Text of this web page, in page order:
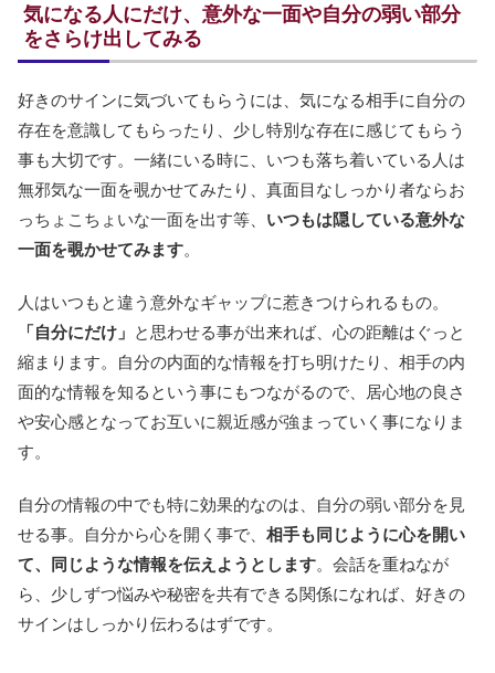
気になる人にだけ、意外な一面や自分の弱い部分
をさらけ出してみる
好きのサインに気づいてもらうには、気になる相手に自分の
存在を意識してもらったり、少し特別な存在に感じてもらう
事も大切です。一緒にいる時に、いつも落ち着いている人は
無邪気な一面を覗かせてみたり、真面目なしっかり者ならお
っちょこちょいな一面を出す等、 いつもは隠している意外な
一面を覗かせてみます。
人はいつもと違う意外なギャップに惹きつけられるもの。
「自分にだけ」 と思わせる事が出来れば、心の距離はぐっと
縮まります。自分の内面的な情報を打ち明けたり、相手の内
面的な情報を知るという事にもつながるので、居心地の良さ
や安心感となってお互いに親近感が強まっていく事になりま
す。
自分の情報の中でも特に効果的なのは、自分の弱い部分を見
せる事。自分から心を開く事で、 相手も同じように心を開い
て、同じような情報を伝えようとします。会話を重ねなが
ら、少しずつ悩みや秘密を共有できる関係になれば、好きの
サインはしっかり伝わるはずです。